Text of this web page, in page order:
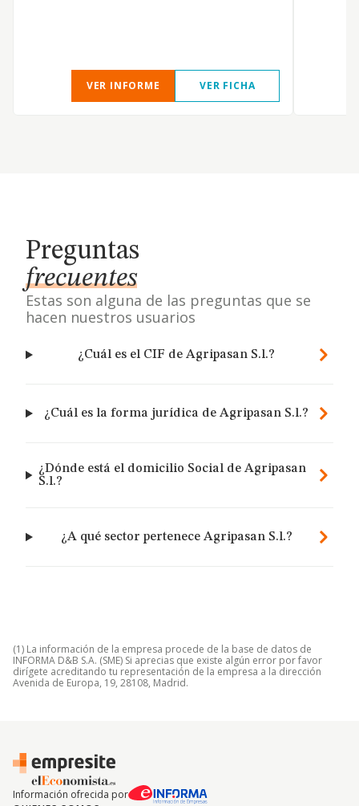
VER INFORME VER FICHA
Preguntas
frecuentes
Estas son alguna de las preguntas que se
hacen nuestros usuarios
¿Cuál es el CIF de Agripasan S.l.?
¿Cuál es la forma jurídica de Agripasan S.l.?
¿Dónde está el domicilio Social de Agripasan
S.l.?
¿A qué sector pertenece Agripasan S.l.?
(1) La información de la empresa procede de la base de datos de
INFORMA D&B S.A. (SME) Si aprecias que existe algún error por favor
dirígete acreditando tu representación de la empresa a la dirección
Avenida de Europa, 19, 28108, Madrid.
Información ofrecida por